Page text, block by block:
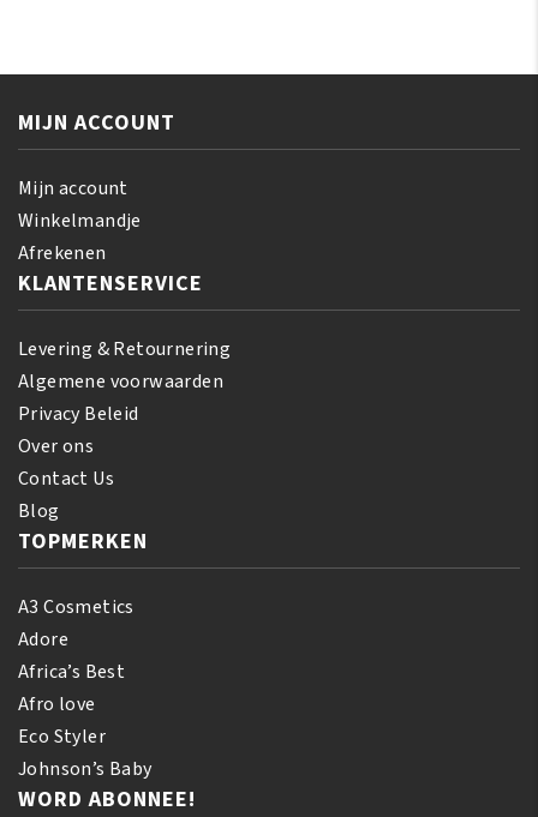
gr
aantal
Skin
500ml
MIJN ACCOUNT
Mijn account
Winkelmandje
Afrekenen
KLANTENSERVICE
Levering & Retournering
Algemene voorwaarden
Privacy Beleid
Over ons
Contact Us
Blog
TOPMERKEN
A3 Cosmetics
Adore
Africa’s Best
Afro love
Eco Styler
Johnson’s Baby
WORD ABONNEE!